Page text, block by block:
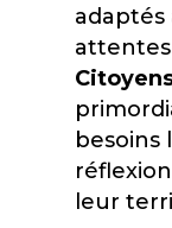
adaptés
attentes
besoins
leur